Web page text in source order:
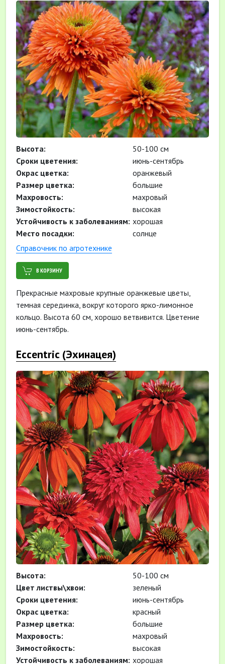
Высота:
50-100 см
Cроки цветения:
июнь-сентябрь
Окрас цветка:
оранжевый
Размер цветка:
большие
Махровость:
махровый
Зимостойкость:
высокая
Устойчивость к заболеваниям: хорошая
Место посадки:
солнце
Cправочник по агротехнике
В КОРЗИНУ
Прекрасные махровые крупные оранжевые цветы,
темная серединка, вокруг которого ярко-лимонное
кольцо. Высота 60 см, хорошо ветвивится. Цветение
июнь-сентябрь.
Eccentric (Эхинацея)
Высота:
50-100 см
Цвет листвы\хвои:
зеленый
Cроки цветения:
июнь-сентябрь
Окрас цветка:
красный
Размер цветка:
большие
Махровость:
махровый
Зимостойкость:
высокая
Устойчивость к заболеваниям: хорошая